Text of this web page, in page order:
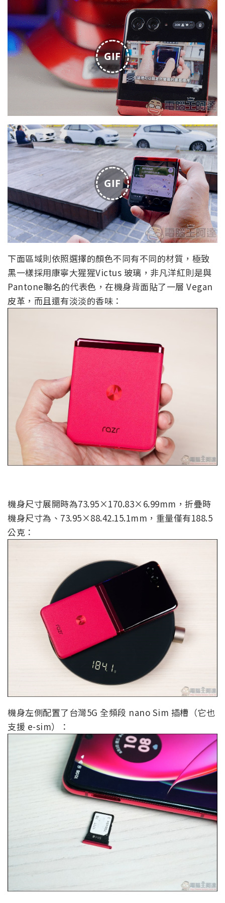
GIF
GIF
下面區域則依照選擇的顏色不同有不同的材質，極致
黑一樣採用康寧大猩猩Victus 玻璃，非凡洋紅則是與
Pantone聯名的代表色，在機身背面貼了一層 Vegan
皮革，而且還有淡淡的香味：
機身尺寸展開時為73.95×170.83×6.99mm，折疊時
機身尺寸為、73.95×88.42.15.1mm，重量僅有188.5
公克：
機身左側配置了台灣5G 全頻段 nano Sim 插槽（它也
支援 e-sim）：